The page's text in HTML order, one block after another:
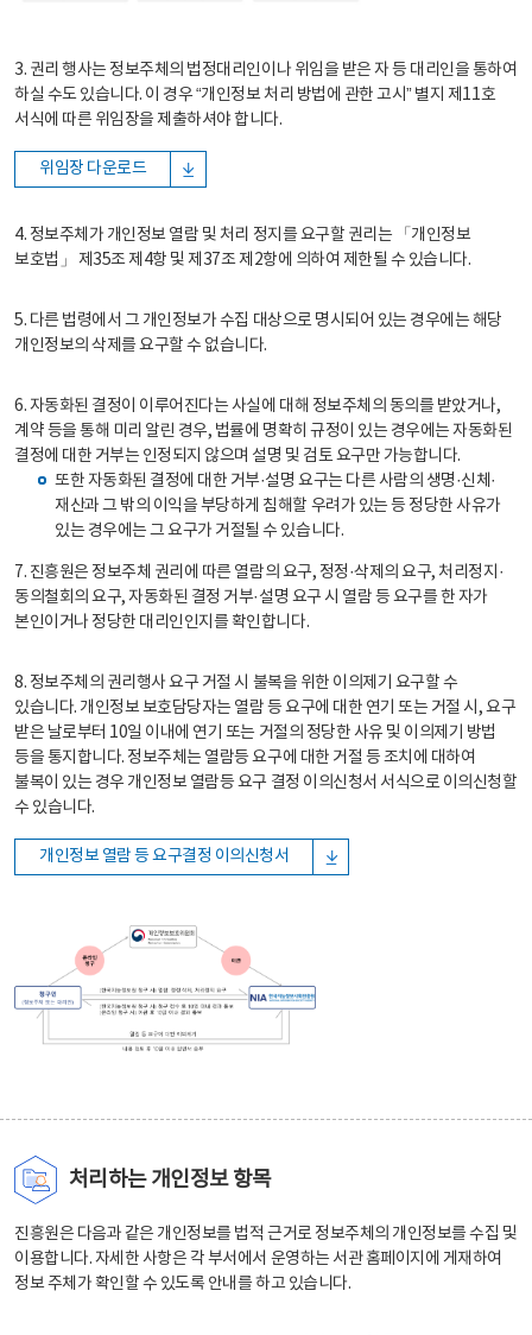
3. 권리 행사는 정보주체의 법정대리인이나 위임을 받은 자 등 대리인을 통하여
하실 수도 있습니다. 이 경우 “개인정보 처리 방법에 관한 고시” 별지 제11호
서식에 따른 위임장을 제출하셔야 합니다.
위임장 다운로드
4. 정보주체가 개인정보 열람 및 처리 정지를 요구할 권리는 「개인정보
보호법」 제35조 제4항 및 제37조 제2항에 의하여 제한될 수 있습니다.
5. 다른 법령에서 그 개인정보가 수집 대상으로 명시되어 있는 경우에는 해당
개인정보의 삭제를 요구할 수 없습니다.
6. 자동화된 결정이 이루어진다는 사실에 대해 정보주체의 동의를 받았거나,
계약 등을 통해 미리 알린 경우, 법률에 명확히 규정이 있는 경우에는 자동화된
결정에 대한 거부는 인정되지 않으며 설명 및 검토 요구만 가능합니다.
또한 자동화된 결정에 대한 거부·설명 요구는 다른 사람의 생명·신체·
재산과 그 밖의 이익을 부당하게 침해할 우려가 있는 등 정당한 사유가
있는 경우에는 그 요구가 거절될 수 있습니다.
7. 진흥원은 정보주체 권리에 따른 열람의 요구, 정정·삭제의 요구, 처리정지·
동의철회의 요구, 자동화된 결정 거부·설명 요구 시 열람 등 요구를 한 자가
본인이거나 정당한 대리인인지를 확인합니다.
8. 정보주체의 권리행사 요구 거절 시 불복을 위한 이의제기 요구할 수
있습니다. 개인정보 보호담당자는 열람 등 요구에 대한 연기 또는 거절 시, 요구
받은 날로부터 10일 이내에 연기 또는 거절의 정당한 사유 및 이의제기 방법
등을 통지합니다. 정보주체는 열람등 요구에 대한 거절 등 조치에 대하여
불복이 있는 경우 개인정보 열람등 요구 결정 이의신청서 서식으로 이의신청할
수 있습니다.
개인정보 열람 등 요구결정 이의신청서
처리하는 개인정보 항목
진흥원은 다음과 같은 개인정보를 법적 근거로 정보주체의 개인정보를 수집 및
이용합니다. 자세한 사항은 각 부서에서 운영하는 서관 홈페이지에 게재하여
정보 주체가 확인할 수 있도록 안내를 하고 있습니다.